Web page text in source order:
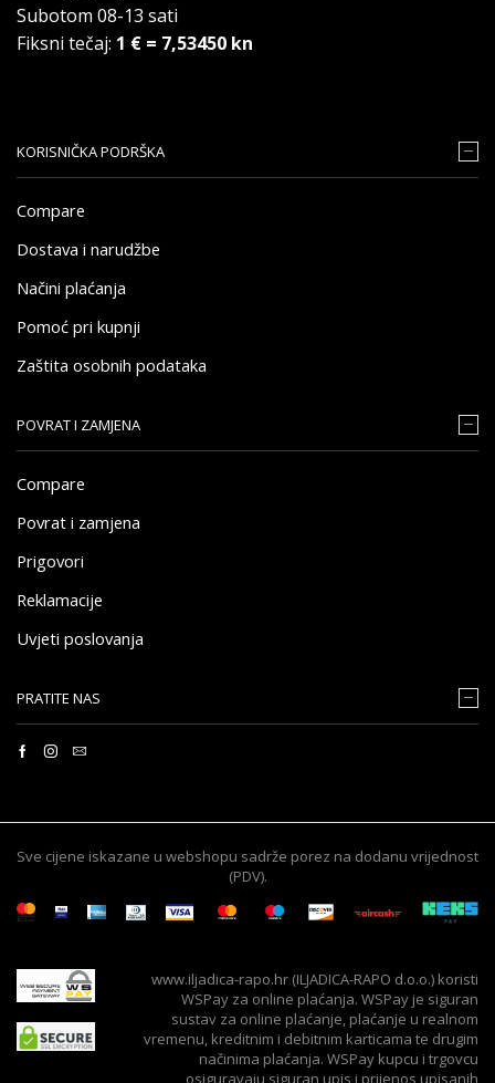
Subotom 08-13 sati
Fiksni tečaj: 1 € = 7,53450 kn
KORISNIČKA PODRŠKA
Compare
Dostava i narudžbe
Načini plaćanja
Pomoć pri kupnji
Zaštita osobnih podataka
POVRAT I ZAMJENA
Compare
Povrat i zamjena
Prigovori
Reklamacije
Uvjeti poslovanja
PRATITE NAS
Sve cijene iskazane u webshopu sadrže porez na dodanu vrijednost
(PDV).
www.iljadica-rapo.hr (ILJADICA-RAPO d.o.o.) koristi
WSPay za online plaćanja. WSPay je siguran
sustav za online plaćanje, plaćanje u realnom
vremenu, kreditnim i debitnim karticama te drugim
načinima plaćanja. WSPay kupcu i trgovcu
osiguravaju siguran upis i prijenos upisanih